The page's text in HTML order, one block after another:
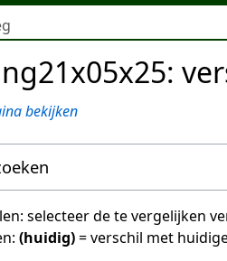
bekijken
selecteer de te vergelijken
(huidig)= verschil met